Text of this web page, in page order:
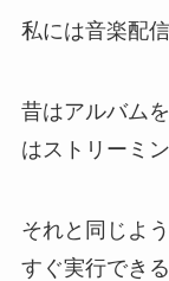
私には音楽配
昔はアルバム
はストリーミ
それと同じよ
すぐ実行でき